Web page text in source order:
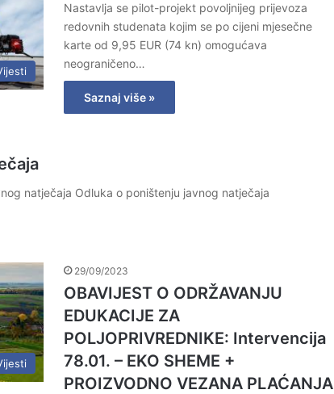
Nastavlja se pilot-projekt povoljnijeg prijevoza
redovnih studenata kojim se po cijeni mjesečne
karte od 9,95 EUR (74 kn) omogućava
neograničeno…
Saznaj više »
natječaja Odluka o poništenju javnog natječaja
29/09/2023
OBAVIJEST O ODRŽAVANJU
EDUKACIJE ZA
POLJOPRIVREDNIKE: Intervencija
78.01. – EKO SHEME +
PROIZVODNO VEZANA PLAĆANJA